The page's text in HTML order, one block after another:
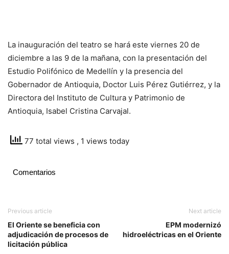
La inauguración del teatro se hará este viernes 20 de
diciembre a las 9 de la mañana, con la presentación del
Estudio Polifónico de Medellín y la presencia del
Gobernador de Antioquia, Doctor Luis Pérez Gutiérrez, y la
Directora del Instituto de Cultura y Patrimonio de
Antioquia, Isabel Cristina Carvajal.
77 total views , 1 views today
Comentarios
Previous article
El Oriente se beneficia con
adjudicación de procesos de
licitación pública
Next article
EPM modernizó
hidroeléctricas en el Oriente